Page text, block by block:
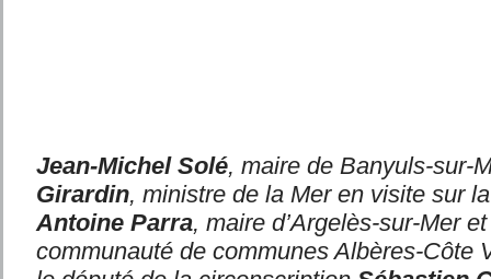
Jean-Michel Solé, maire de Banyuls-sur-
Girardin, ministre de la Mer en visite sur
Antoine Parra, maire d’Argelès-sur-Mer
communauté de communes Albères-Côte